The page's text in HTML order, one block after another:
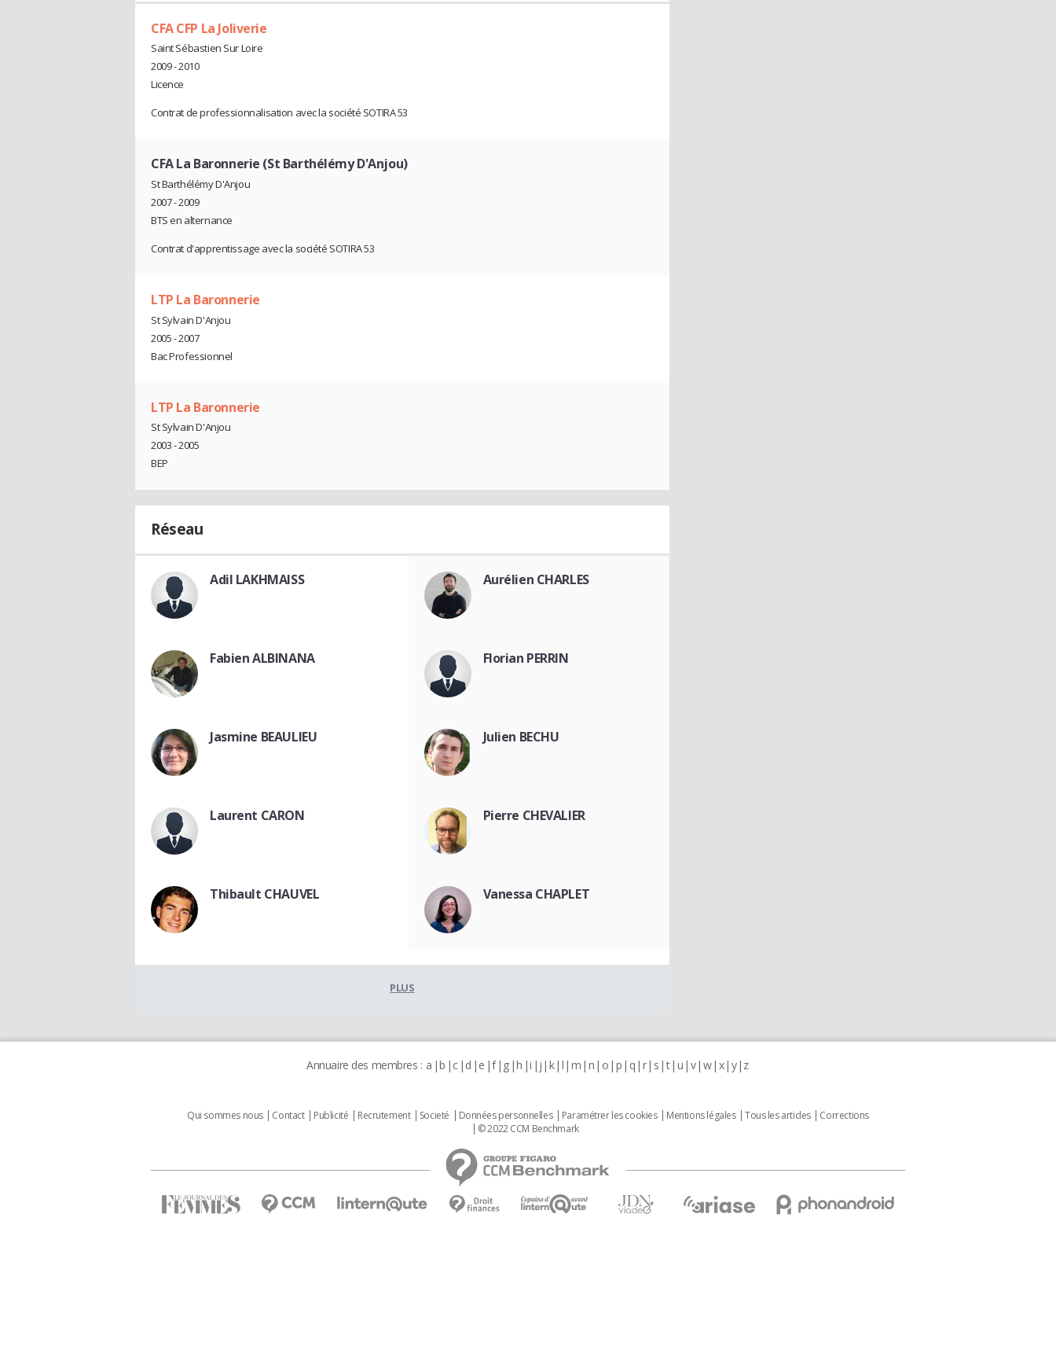
CFA CFP La Joliverie
Saint Sébastien Sur Loire
2009 - 2010
Licence
Contrat de professionnalisation avec la société SOTIRA 53
CFA La Baronnerie (St Barthélémy D'Anjou)
St Barthélémy D'Anjou
2007 - 2009
BTS en alternance
Contrat d'apprentissage avec la société SOTIRA 53
LTP La Baronnerie
St Sylvain D'Anjou
2005 - 2007
Bac Professionnel
LTP La Baronnerie
St Sylvain D'Anjou
2003 - 2005
BEP
Réseau
Adil LAKHMAISS Aurélien CHARLES
Fabien ALBINANA Florian PERRIN
Jasmine BEAULIEU Julien BECHU
Laurent CARON Pierre CHEVALIER
Thibault CHAUVEL Vanessa CHAPLET
PLUS
Annuaire des membres : a b c d e f g h i j k l m n o p q r s t u v w x y z
Qui sommes nous Contact Publicité Recrutement Societé Données personnelles Paramétrer les cookies Mentions légales Tous les articles
Corrections
© 2022 CCM Benchmark